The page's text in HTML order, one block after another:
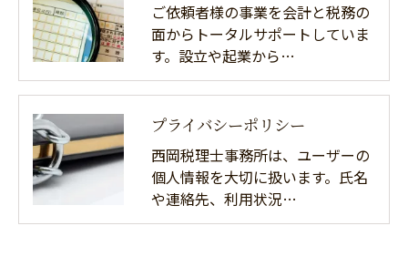
ご依頼者様の事業を会計と税務の
面からトータルサポートしていま
す。設立や起業から…
プライバシーポリシー
西岡税理士事務所は、ユーザーの
個人情報を大切に扱います。氏名
や連絡先、利用状況…